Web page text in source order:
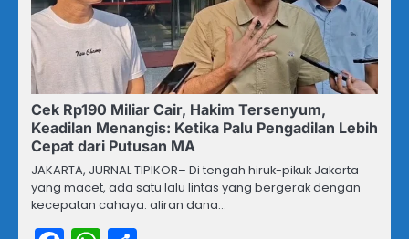
Cek Rp190 Miliar Cair, Hakim Tersenyum,
Keadilan Menangis: Ketika Palu Pengadilan Lebih
Cepat dari Putusan MA
JAKARTA, JURNAL TIPIKOR– Di tengah hiruk-pikuk Jakarta
yang macet, ada satu lalu lintas yang bergerak dengan
kecepatan cahaya: aliran dana…